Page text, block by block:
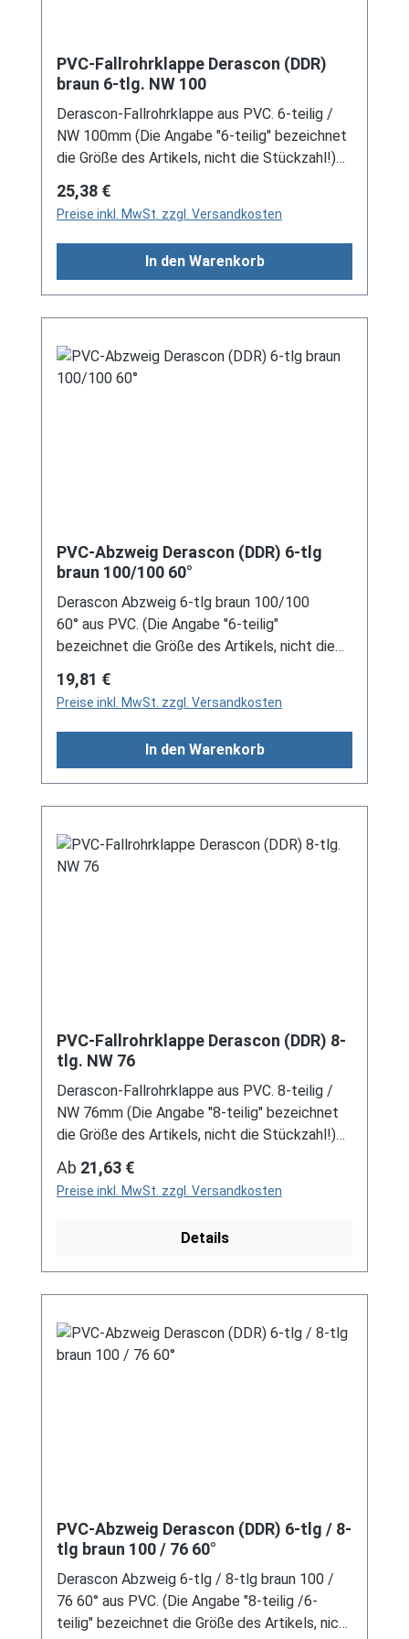
PVC-Fallrohrklappe Derascon (DDR)
braun 6-tlg. NW 100
Derascon-Fallrohrklappe aus PVC. 6-teilig /
NW 100mm (Die Angabe "6-teilig" bezeichnet
die Größe des Artikels, nicht die Stückzahl!)
Restbestände eines nicht mehr produzierten
DDR-Entwässerungssystems, welches mit
modernen Systemen nicht kompatibel ist. Bei
Fragen stehen wir gerne auch telefonische für
unser Kontaktformular oder per E-Mail
an verkauf@mehag-mhl.de.
Regulärer Preis:
25,38 €
Preise inkl. MwSt. zzgl. Versandkosten
In den Warenkorb
PVC-Abzweig Derascon (DDR) 6-tlg
braun 100/100 60°
Derascon Abzweig 6-tlg braun 100/100
60° aus PVC. (Die Angabe "6-teilig"
bezeichnet die Größe des Artikels, nicht die
sich hierbei um Restbestände eines nicht
mehr produzierten DDR-
Entwässerungssystems, welches mit
modernen Systemen nicht kompatibel ist. Bei
Schreiben Sie uns hierzu gerne über
unser Kontaktformular oder per E-Mail
Regulärer Preis:
19,81 €
Preise inkl. MwSt. zzgl. Versandkosten
In den Warenkorb
PVC-Fallrohrklappe Derascon (DDR) 8-
tlg. NW 76
Derascon-Fallrohrklappe aus PVC. 8-teilig /
NW 76mm (Die Angabe "8-teilig" bezeichnet
die Größe des Artikels, nicht die Stückzahl!)
Farben: grau / braun Für DDR-Dachrinne Es
handelt sich hierbei um Restbestände eines
nicht mehr produzierten DDR-
modernen Systemen nicht kompatibel ist. Bei
Schreiben Sie uns hierzu gerne über
unser Kontaktformular oder per E-Mail
Regulärer Preis:
Ab 21,63 €
Preise inkl. MwSt. zzgl. Versandkosten
Details
PVC-Abzweig Derascon (DDR) 6-tlg / 8-
tlg braun 100 / 76 60°
Derascon Abzweig 6-tlg / 8-tlg braun 100 /
76 60° aus PVC. (Die Angabe "8-teilig /6-
teilig" bezeichnet die Größe des Artikels, nicht